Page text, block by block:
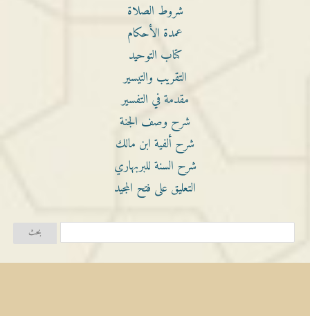
شروط الصلاة
عمدة الأحكام
كتاب التوحيد
التقريب والتيسير
مقدمة في التفسير
شرح وصف الجنة
شرح ألفية ابن مالك
شرح السنة للبربهاري
التعليق على فتح المجيد